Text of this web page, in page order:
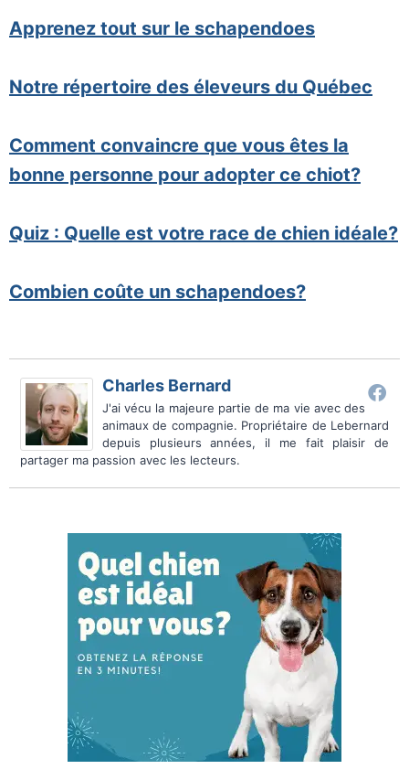
Apprenez tout sur le schapendoes
Notre répertoire des éleveurs du Québec
Comment convaincre que vous êtes la
bonne personne pour adopter ce chiot?
Quiz : Quelle est votre race de chien idéale?
Combien coûte un schapendoes?
Charles Bernard
J'ai vécu la majeure partie de ma vie avec des
animaux de compagnie. Propriétaire de Lebernard
depuis plusieurs années, il me fait plaisir de
partager ma passion avec les lecteurs.